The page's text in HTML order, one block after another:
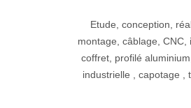
Etude, conception,
montage, câblage, CNC,
coffret, profilé
industrielle , capotage ,